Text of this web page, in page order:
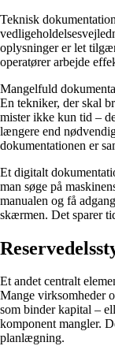
Teknisk
oplysninger er let
operatører arbejde
Mangelfuld
En tekniker, der skal
mister ikke kun tid –
længere end
dokumentationen er
Et digitalt
man søge på
manualen og få
skærmen. Det sparer
Et andet centralt
Mange virksomheder
som binder kapital –
komponent mangler.
planlægning.